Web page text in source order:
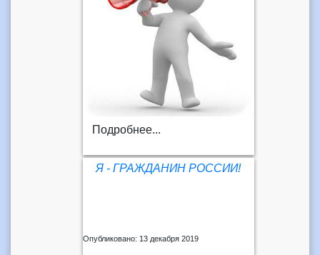
Подробнее...
Я - ГРАЖДАНИН РОССИИ!
Опубликовано: 13 декабря 2019